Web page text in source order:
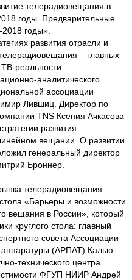
телерадиовещания в
годы. Предварительные
годы».
развития отрасли и
– главных
реальности –
аналитического
ассоциации
Лившиц. Директор по
TNS Ксения Ачкасова
развития
вещании. О развитии
генеральный директор
Броннер.
телерадиовещания
«Барьеры и возможности
вещания в России», который
круглого стола: главный
совета Ассоциации
аппаратуры (АРПАТ) Калью
технического центра
ФГУП НИИР Андрей